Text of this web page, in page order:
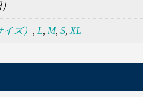
ズ） , L, M, S,XL